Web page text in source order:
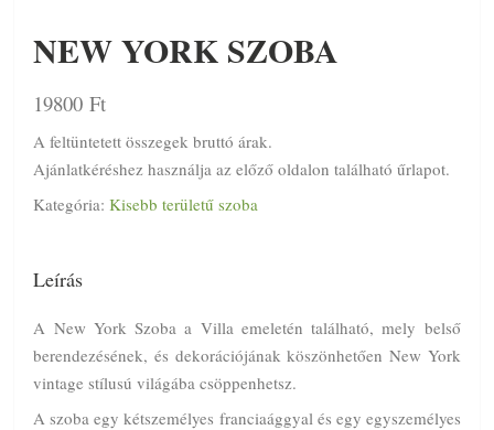
NEW YORK SZOBA
19800Ft
A feltüntetett összegek bruttó árak.
Ajánlatkéréshez használja az előző oldalon található űrlapot.
Kategória:Kisebb területű szoba
Leírás
A New York Szoba a Villa emeletén található, mely belső
berendezésének, és dekorációjának köszönhetően New York
vintage stílusú világába csöppenhetsz.
A szoba egy kétszemélyes franciaággyal és egy egyszemélyes